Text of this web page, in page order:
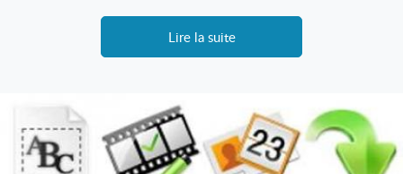
Lire la suite